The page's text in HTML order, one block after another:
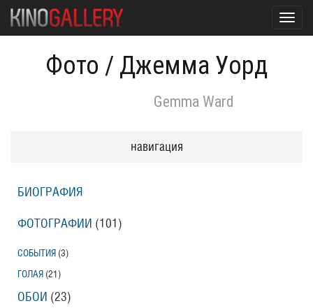
Фото / Джемма Уорд
Gemma Ward
навигация
БИОГРАФИЯ
ФОТОГРАФИИ (101 )
СОБЫТИЯ (3)
ГОЛАЯ (21 )
ОБОИ (23)